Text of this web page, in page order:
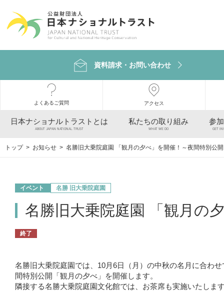
資料請求・お問い合わせ
よくあるご質問 アクセス
日本ナショナルトラストとは
ABOUT JAPAN NATIONAL TRUST
私たちの取り組み
WHAT WE DO
参
GET
トップ > お知らせ > 名勝旧大乗院庭園 「観月の夕べ」を開催！～夜間特別公
イベント 名勝 旧大乗院庭園
名勝旧大乗院庭園 「観月の
終了
名勝旧大乗院庭園では、10月6日（月）の中秋の名月に合わせ
間特別公開「観月の夕べ」を開催します。
隣接する名勝大乗院庭園文化館では、お茶席も実施いたしま